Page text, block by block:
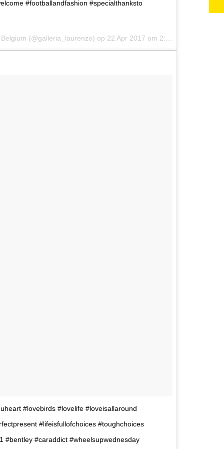
#footballandfashion #specialthanksto
(@galleria_laurenzo) op 22 Apr 2017 om 2:44 PDT
#lovebirds #lovelife #loveisallaround
#lifeisfullofchoices #toughchoices
#bentley #caraddict #wheelsupwednesday